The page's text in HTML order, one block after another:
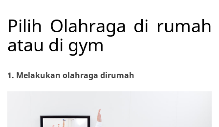
Pilih Olahraga di rumah
atau di gym
1. Melakukan olahraga dirumah